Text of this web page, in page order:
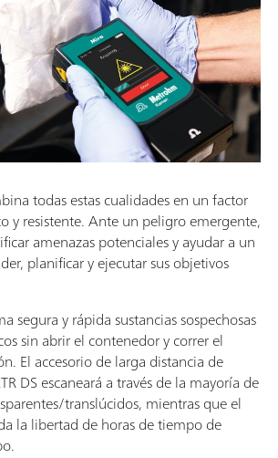
todas estas cualidades en un factor
y resistente. Ante un peligro emergente,
amenazas potenciales y ayudar a un
planificar y ejecutar sus objetivos
segura y rápida sustancias sospechosas
sin abrir el contenedor y correr el
El accesorio de larga distancia de
DS escaneará a través de la mayoría de
translúcidos, mientras que el
la libertad de horas de tiempo de